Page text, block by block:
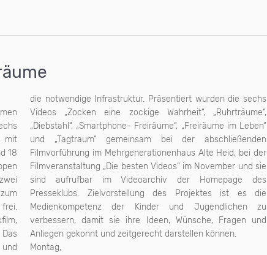
mit
18
die notwendige Infrastruktur. Präsentiert wurden die sechs
Videos „Zocken eine zockige Wahrheit“, „Ruhrträume“,
im Leben“
der
sie
die
zu
Anliegen gekonnt und zeitgerecht darstellen können.
Montag,